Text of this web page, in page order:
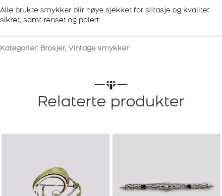
Alle brukte smykker blir nøye sjekket for slitasje og kvalitet
sikret, samt renset og polert,
Kategorier: Brosjer, Vintage smykker
Relaterte produkter